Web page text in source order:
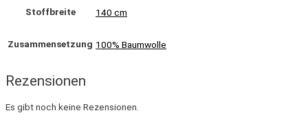
Stoffbreite 140 cm
Zusammensetzung 100% Baumwolle
Rezensionen
Es gibt noch keine Rezensionen.